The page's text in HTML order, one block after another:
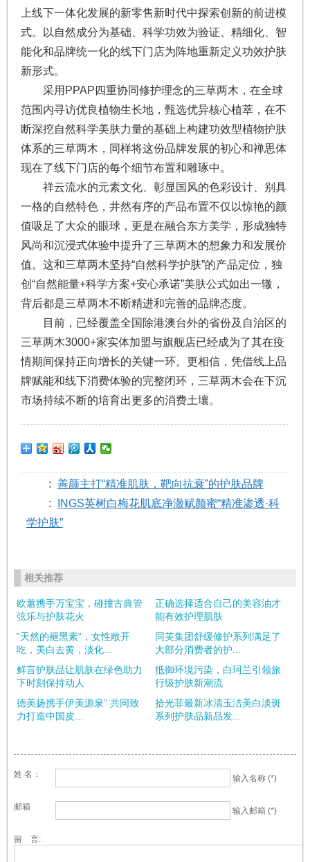
上线下一体化发展的新零售新时代中探索创新的前进模
式。以自然成分为基础、科学功效为验证、精细化、智
能化和品牌统一化的线下门店为阵地重新定义功效护肤
新形式。
采用PPAP四重协同修护理念的三草两木，在全球
范围内寻访优良植物生长地，甄选优异核心植萃，在不
断深挖自然科学美肤力量的基础上构建功效型植物护肤
体系的三草两木，同样将这份品牌发展的初心和禅思体
现在了线下门店的每个细节布置和雕琢中。
祥云流水的元素文化、彰显国风的色彩设计、别具
一格的自然特色，井然有序的产品布置不仅以惊艳的颜
值吸足了大众的眼球，更是在融合东方美学，形成独特
风尚和沉浸式体验中提升了三草两木的想象力和发展价
值。这和三草两木坚持“自然科学护肤”的产品定位，独
创“自然能量+科学方案+安心承诺”美肤公式如出一辙，
背后都是三草两木不断精进和完善的品牌态度。
目前，已经覆盖全国除港澳台外的省份及自治区的
三草两木3000+家实体加盟与旗舰店已经成为了其在疫
情期间保持正向增长的关键一环。更相信，凭借线上品
牌赋能和线下消费体验的完整闭环，三草两木会在下沉
市场持续不断的培育出更多的消费土壤。
: 善颜主打“精准肌肤，靶向抗衰”的护肤品牌
:
INGS英树白梅花肌底净澈赋颜蜜“精准渗透·科
学护肤”
相关推荐
欧蕙携手万宝宝，碰撞古典管
弦乐与护肤花火
正确选择适合自己的美容油才
能有效护理肌肤
”天然的褪黑素“，女性敞开
吃，美白去黄，淡化...
同芙集团舒缓修护系列满足了
大部分消费者的护...
鲜言护肤品让肌肤在绿色助力
下时刻保持动人
抵御环境污染，白珂兰引领旅
行级护肤新潮流
德美扬携手伊美源泉” 共同致
力打造中国皮...
拾光菲最新冰清玉洁美白淡斑
系列护肤品新品发...
姓 名： 输入名称 (*)
邮箱 输入邮箱 (*)
留 言: